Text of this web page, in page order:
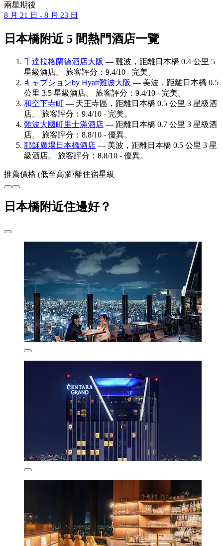
兩星期後
8 月 21 日 - 8 月 23 日
日本橋附近 5 間熱門酒店一覽
千達拉格蘭德酒店大阪 — 難波，距離日本橋 0.4 公里 5
星級酒店。 旅客評分：9.4/10 - 完美。
キャプションby Hyatt難波大阪 — 美波，距離日本橋 0.5
公里 3.5 星級酒店。 旅客評分：9.4/10 - 完美。
和空下寺町 — 天王寺區，距離日本橋 0.5 公里 3 星級酒
店。 旅客評分：9.4/10 - 完美。
難波大國町里士滿酒店 — 距離日本橋 0.7 公里 3 星級酒
店。 旅客評分：8.8/10 - 優異。
耶穌廣場日本橋酒店 — 美波，距離日本橋 0.5 公里 3 星
級酒店。 旅客評分：8.8/10 - 優異。
推薦價格 (低至高)距離住宿星級
日本橋附近住邊好？